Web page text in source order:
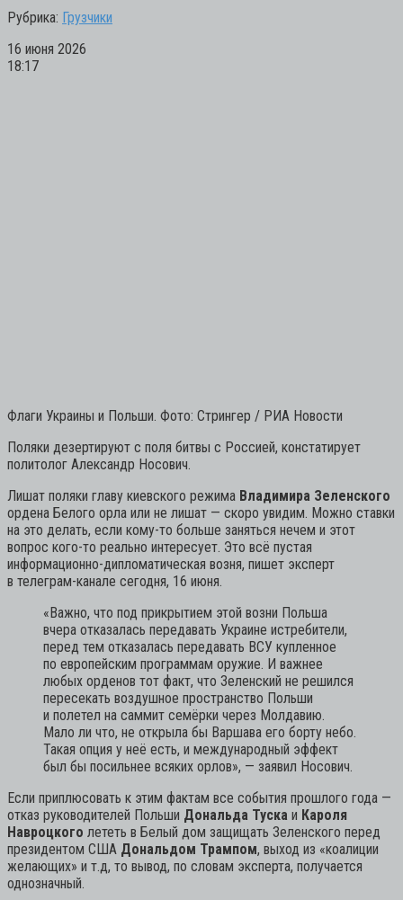
Рубрика: Грузчики
16 июня 2026
18:17
Флаги Украины и Польши. Фото: Стрингер / РИА Новости
Поляки дезертируют с поля битвы с Россией, констатирует
политолог Александр Носович.
Лишат поляки главу киевского режима Владимира Зеленского
ордена Белого орла или не лишат — скоро увидим. Можно ставки
на это делать, если кому-то больше заняться нечем и этот
вопрос кого-то реально интересует. Это всё пустая
информационно-дипломатическая возня, пишет эксперт
в телеграм-канале сегодня, 16 июня.
«Важно, что под прикрытием этой возни Польша
вчера отказалась передавать Украине истребители,
перед тем отказалась передавать ВСУ купленное
по европейским программам оружие. И важнее
любых орденов тот факт, что Зеленский не решился
пересекать воздушное пространство Польши
и полетел на саммит семёрки через Молдавию.
Мало ли что, не открыла бы Варшава его борту небо.
Такая опция у неё есть, и международный эффект
был бы посильнее всяких орлов», — заявил Носович.
Если приплюсовать к этим фактам все события прошлого года —
отказ руководителей Польши Дональда Туска и Кароля
Навроцкого лететь в Белый дом защищать Зеленского перед
президентом США Дональдом Трампом, выход из «коалиции
желающих» и т.д, то вывод, по словам эксперта, получается
однозначный.